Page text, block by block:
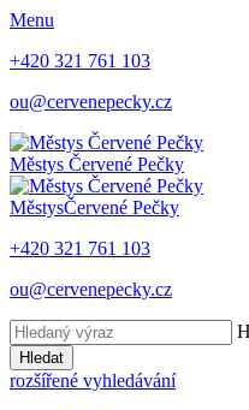
Menu
+420 321 761 103
ou@cervenepecky.cz
Městys Červené Pečky
MěstysČervené Pečky
+420 321 761 103
ou@cervenepecky.cz
Hledat
rozšířené vyhledávání